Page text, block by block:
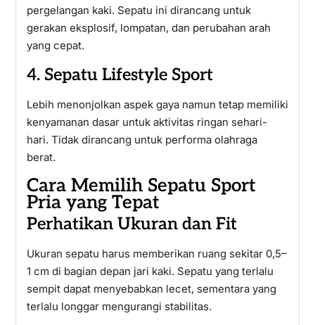
pergelangan kaki. Sepatu ini dirancang untuk
gerakan eksplosif, lompatan, dan perubahan arah
yang cepat.
4. Sepatu Lifestyle Sport
Lebih menonjolkan aspek gaya namun tetap memiliki
kenyamanan dasar untuk aktivitas ringan sehari-
hari. Tidak dirancang untuk performa olahraga
berat.
Cara Memilih Sepatu Sport
Pria yang Tepat
Perhatikan Ukuran dan Fit
Ukuran sepatu harus memberikan ruang sekitar 0,5–
1 cm di bagian depan jari kaki. Sepatu yang terlalu
sempit dapat menyebabkan lecet, sementara yang
terlalu longgar mengurangi stabilitas.